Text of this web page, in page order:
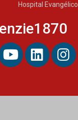
Hospital Evangélico